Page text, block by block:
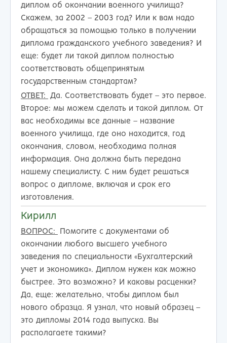
диплом об окончании военного училища?
Скажем, за 2002 – 2003 год? Или к вам надо
обращаться за помощью только в получении
диплома гражданского учебного заведения? И
еще: будет ли такой диплом полностью
соответствовать общепринятым
государственным стандартам?
ОТВЕТ:
Да. Соответствовать будет – это первое.
Второе: мы можем сделать и такой диплом. От
вас необходимы все данные – название
военного училища, где оно находится, год
окончания, словом, необходима полная
информация. Она должна быть передана
нашему специалисту. С ним будет решаться
вопрос о дипломе, включая и срок его
изготовления.
Кирилл
ВОПРОС:
Помогите с документами об
окончании любого высшего учебного
заведения по специальности «Бухгалтерский
учет и экономика». Диплом нужен как можно
быстрее. Это возможно? И каковы расценки?
Да, еще: желательно, чтобы диплом был
нового образца. Я узнал, что новый образец –
это дипломы 2014 года выпуска. Вы
располагаете такими?